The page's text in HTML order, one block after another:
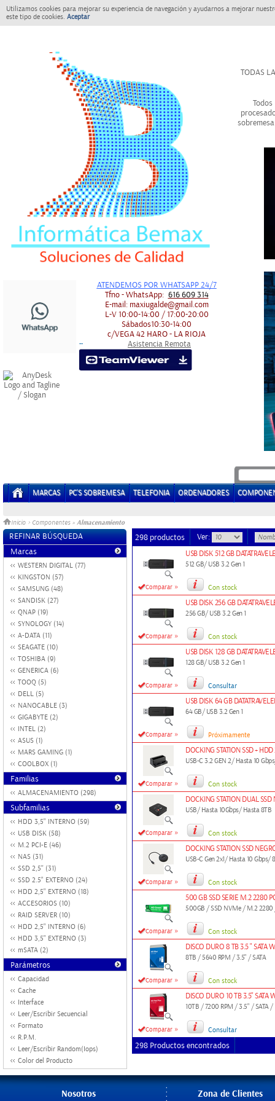
Utilizamos cookies para mejorar su experiencia de navegación y ayudarnos a mejorar
este tipo de cookies. Aceptar
ATENDEMOS POR WHATSAPP 24/7
Tfno - WhatsApp: 616 609 314
E-mail:maxiugalde@gmail.com
L-V10:00-14:00 / 17:00-20:00
Sábados10:30-14:00
c/VEGA 42 HARO - LA RIOJA
-- Asistencia Remota
TODAS
MARCAS PC'S SOBREMESA TELEFONIA ORDENADORES
Inicio > Componentes » Almacenamiento
REFINAR BÚSQUEDA
Marcas
WESTERN DIGITAL (77)
KINGSTON (57)
SAMSUNG (48)
SANDISK (27)
QNAP (19)
SYNOLOGY (14)
A-DATA (11)
SEAGATE (10)
TOSHIBA (9)
GENERICA (6)
TOOQ (5)
DELL (5)
NANOCABLE (3)
GIGABYTE (2)
INTEL (2)
ASUS (1)
MARS GAMING (1)
COOLBOX (1)
Familias
ALMACENAMIENTO (298)
Subfamilias
HDD 3,5" INTERNO (59)
USB DISK (58)
M.2 PCI-E (46)
NAS (31)
SSD 2,5'' (31)
SSD 2.5" EXTERNO (24)
HDD 2,5" EXTERNO (18)
ACCESORIOS (10)
RAID SERVER (10)
HDD 2,5" INTERNO (6)
HDD 3,5" EXTERNO (3)
mSATA (2)
Parámetros
Capacidad
Cache
Interface
Leer/Escribir Secuencial
Formato
R.P.M.
Leer/Escribir Random(Iops)
Color del Producto
298 productos Ver:
Comparar »
USB DISK 512 GB
512 GB/ USB 3.2 Gen 1
Con stock
Comparar »
USB DISK 256 GB
256 GB/ USB 3.2 Gen 1
Con stock
Comparar »
USB DISK 128 GB
128 GB/ USB 3.2 Gen 1
Consultar
Comparar »
USB DISK 64 GB
64 GB/ USB 3.2 Gen 1
Próximamente
Comparar »
DOCKING STATION SSD +
USB-C 3.2 GEN 2/ Hasta 10
Con stock
Comparar »
DOCKING STATION DUAL
USB/ Hasta 10Gbps/ Hasta 8TB
Con stock
Comparar »
DOCKING STATION SSD
USB-C Gen 2x1/ Hasta 10 Gbps/
Con stock
Comparar »
500 GB SSD SERIE M.2 2280
500GB / SSD NVMe / M.2 2280
Con stock
Comparar »
DISCO DURO 8 TB 3.5 " SATA
8TB / 5640 RPM / 3.5" / SATA
Con stock
Comparar »
DISCO DURO 10 TB 3.5" SATA
10TB / 7200 RPM / 3.5" / SATA /
Consultar
298 Productos encontrados
Nosotros Zona de Clientes